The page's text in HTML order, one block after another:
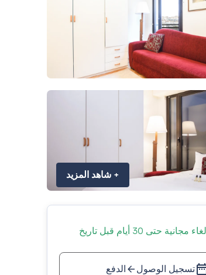
+ شاهد المزيد
سياسة إلغاء مجانية حتى 30 أيام قبل تاريخ
تسجيل الوصول الدفع